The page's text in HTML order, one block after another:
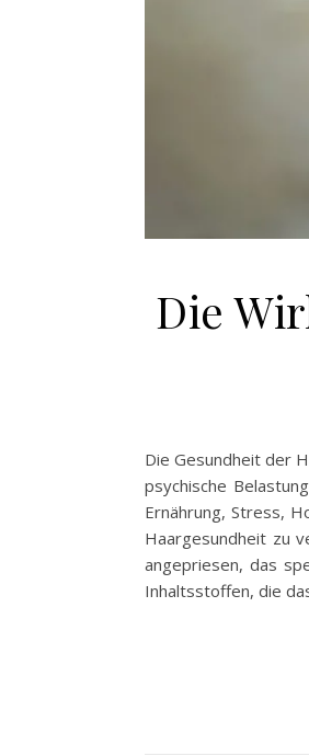
Die
Die Gesundheit der
psychische
Ernährung, Stress,
Haargesundheit zu
angepriesen, das
Inhaltsstoffen, die